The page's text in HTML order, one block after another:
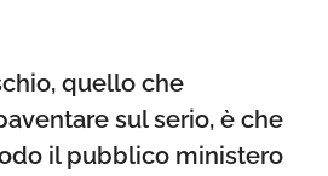
quello che
sul serio, è che
il pubblico ministero